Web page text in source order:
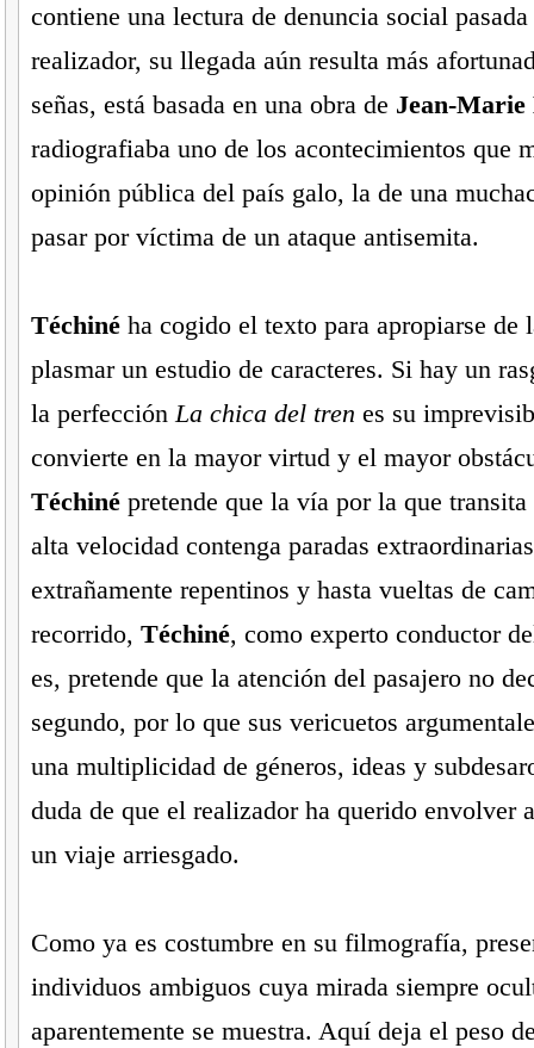
contiene una lectura de denuncia social
realizador, su llegada aún resulta más
señas, está basada en una obra de Jean-Marie
radiografiaba uno de los acontecimientos que
opinión pública del país galo, la de una
pasar por víctima de un ataque antisemita.
Téchinéha cogido el texto para apropiarse de
plasmar un estudio de caracteres. Si hay un
la perfecciónLa chica del tren es su
convierte en la mayor virtud y el mayor
Téchinépretende que la vía por la que
alta velocidad contenga paradas
extrañamente repentinos y hasta vueltas de
recorrido, Téchiné, como experto conductor
es, pretende que la atención del pasajero no
segundo, por lo que sus vericuetos
una multiplicidad de géneros, ideas y
duda de que el realizador ha querido envolver
un viaje arriesgado.
Como ya es costumbre en su filmografía,
individuos ambiguos cuya mirada siempre
aparentemente se muestra. Aquí deja el peso